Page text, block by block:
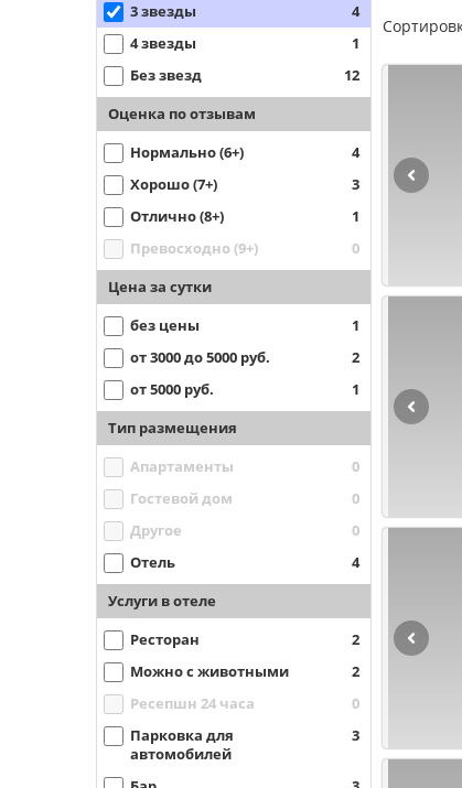
3 звезды
4
4 звезды
1
Без звезд
12
Оценка по отзывам
Нормально (6+)
4
Хорошо (7+)
3
Отлично (8+)
1
Превосходно (9+)
0
Цена за сутки
без цены
1
от 3000 до 5000 руб.
2
от 5000 руб.
1
Тип размещения
Апартаменты
0
Гостевой дом
0
Другое
0
Отель
4
Услуги в отеле
Ресторан
2
Можно с животными
2
Ресепшн 24 часа
0
Парковка для
автомобилей
3